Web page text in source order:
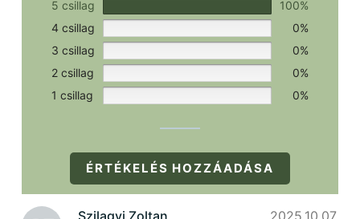
5 csillag
100%
4 csillag
0%
3 csillag
0%
2 csillag
0%
1 csillag
0%
ÉRTÉKELÉS HOZZÁADÁSA